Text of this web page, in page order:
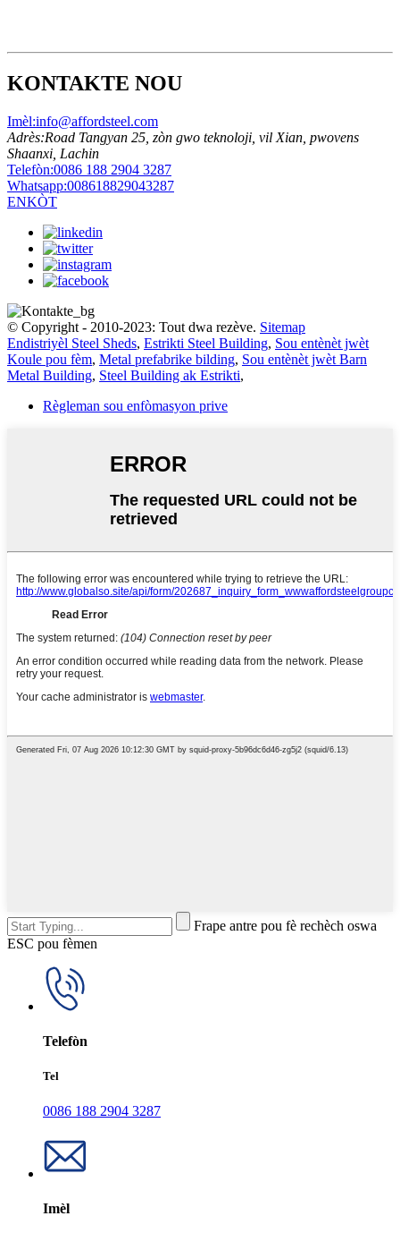
KONTAKTE NOU
Imèl:info@affordsteel.com
Adrès:Road Tangyan 25, zòn gwo teknoloji, vil Xian, pwovens
Shaanxi, Lachin
Telefòn:0086 188 2904 3287
Whatsapp:008618829043287
ENKÒT
© Copyright - 2010-2023: Tout dwa rezève. Sitemap
Endistriyèl Steel Sheds, Estrikti Steel Building, Sou entènèt jwèt
Koule pou fèm, Metal prefabrike bilding, Sou entènèt jwèt Barn
Metal Building, Steel Building ak Estrikti,
Règleman sou enfòmasyon prive
Frape antre pou fè rechèch oswa
ESC pou fèmen
Telefòn
Tel
0086 188 2904 3287
Imèl